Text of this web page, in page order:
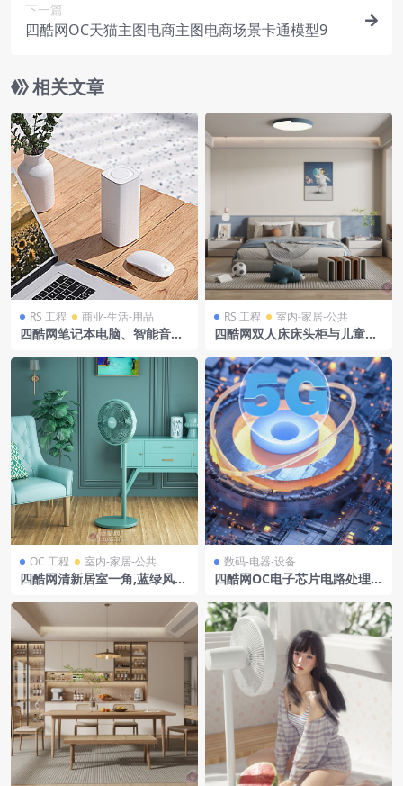
下一篇
四酷网OC天猫主图电商主图电商场景卡通模型9
相关文章
RS 工程 商业-生活-用品
四酷网笔记本电脑、智能音箱
RS 工程 室内-家居-公共
四酷网双人床床头柜与儿童卧
OC 工程 室内-家居-公共
四酷网清新居室一角,蓝绿风扇
数码-电器-设备
四酷网OC电子芯片电路处理器